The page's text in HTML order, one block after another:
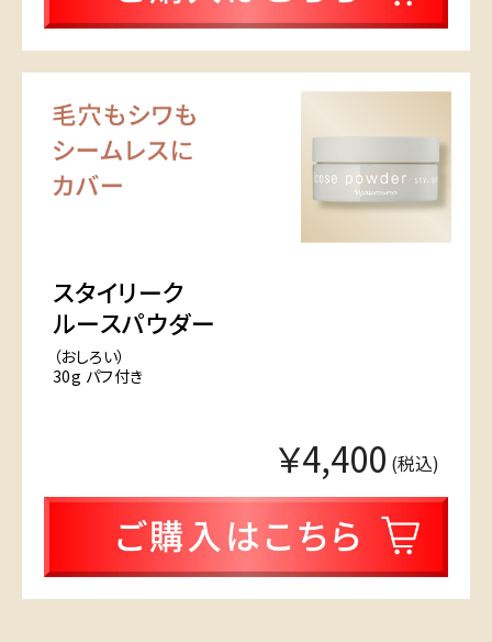
スタイリーク
ルースパウダー
（おしろい）
30g パフ付き
￥4,400 (税込)